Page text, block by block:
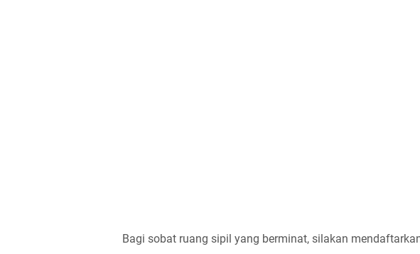
Bagi sobat ruang sipil yang berminat, silakan